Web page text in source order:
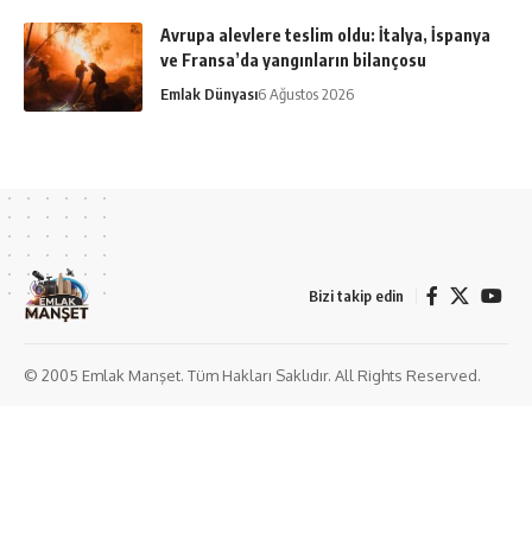
Avrupa alevlere teslim oldu: İtalya, İspanya
ve Fransa’da yangınların bilançosu
Emlak Dünyası6 Ağustos 2026
Bizi takip edin
© 2005 Emlak Manşet. Tüm Hakları Saklıdır. All Rights Reserved.